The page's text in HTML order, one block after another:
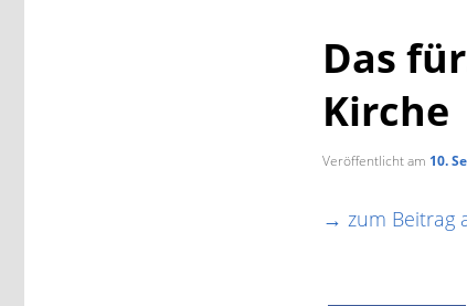
Das
Kirche
Veröffentlicht am 10.
→ zum Beitrag